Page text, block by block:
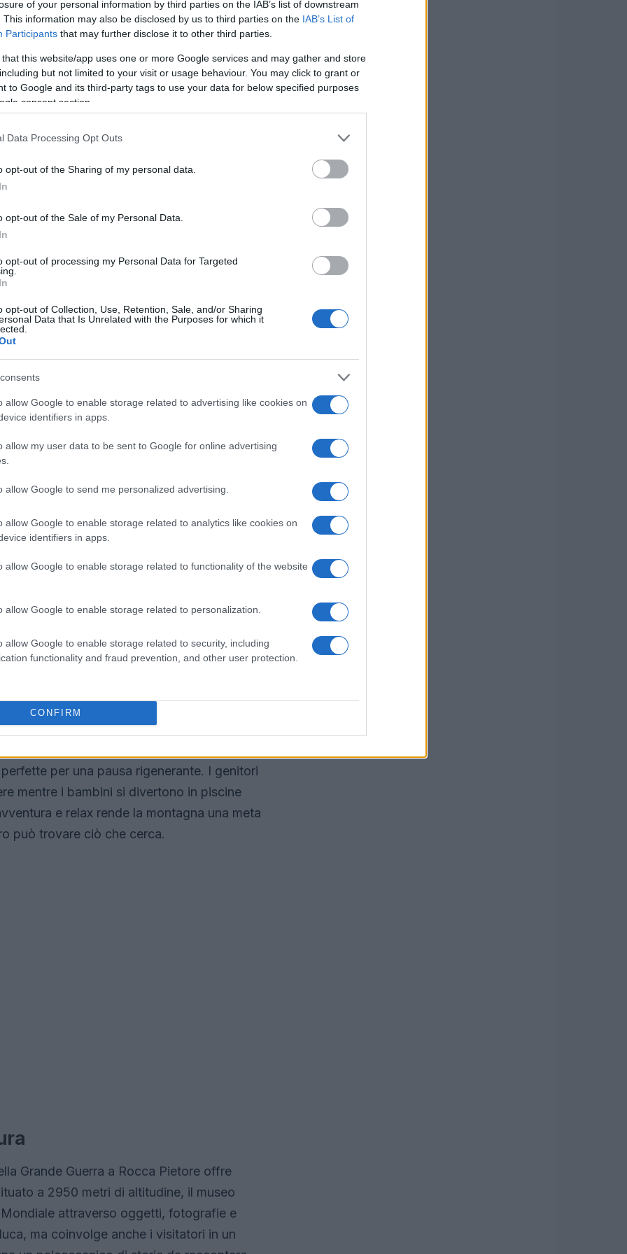
of your personal information by third parties on the IAB’s list of downstream
This information may also be disclosed by us to third parties on the IAB’s List of
Participants that may further disclose it to other third parties.
that this website/app uses one or more Google services and may gather and store
but not limited to your visit or usage behaviour. You may click to grant or
to Google and its third-party tags to use your data for below specified purposes
consent section.
Data Processing Opt Outs
opt-out of the Sharing of my personal data.
opt-out of the Sale of my Personal Data.
opt-out of processing my Personal Data for Targeted
opt-out of Collection, Use, Retention, Sale, and/or Sharing
Data that Is Unrelated with the Purposes for which it
allow Google to enable storage related to advertising like cookies on
identifiers in apps.
allow my user data to be sent to Google for online advertising
allow Google to send me personalized advertising.
allow Google to enable storage related to analytics like cookies on
identifiers in apps.
allow Google to enable storage related to functionality of the website
allow Google to enable storage related to personalization.
allow Google to enable storage related to security, including
functionality and fraud prevention, and other user protection.
CONFIRM
la propria avventura.
offerta dalla Maison des Anciens
le famiglie possono scoprire il mondo delle
che illustra l’uso delle erbe nella
partecipare a laboratori pratici, imparando a
la visita in un momento di
educativo stimola la curiosità e l’interesse
a cielo aperto.
tutti
Parco Avventura Breuil-Cervinia offre
a 2000 metri di altitudine. I più piccoli
mentre i più grandi possono affrontare sfide
è il Trenino Rosso del Bernina, che
momenti di pura adrenalina e bellezza.
modo fantastico per esplorare le Alpi in
che la montagna offre. Le Terme di Bormio,
per una pausa rigenerante. I genitori
mentre i bambini si divertono in piscine
e relax rende la montagna una meta
può trovare ciò che cerca.
Grande Guerra a Rocca Pietore offre
a 2950 metri di altitudine, il museo
attraverso oggetti, fotografie e
ma coinvolge anche i visitatori in un